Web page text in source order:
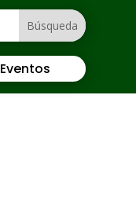
Eventos